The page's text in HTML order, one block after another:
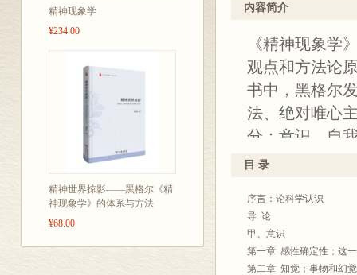
精神现象学
¥234.00
精神世界掠影——黑格尔《精
神现象学》的体系与方法
¥68.00
任“中华全国外国哲学史
内容简介
《精神现象学
观点和方法论
书中，黑格尔
法、绝对唯心
分：意识、自
的出现，是继
学等各哲学领
目 录
序言：论科学认识
导 论
甲、意识
第一章 感性确定性；这
第二章 知觉；事物和幻觉